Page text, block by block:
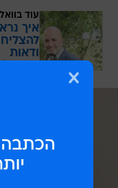
עוד
איך
ודאות